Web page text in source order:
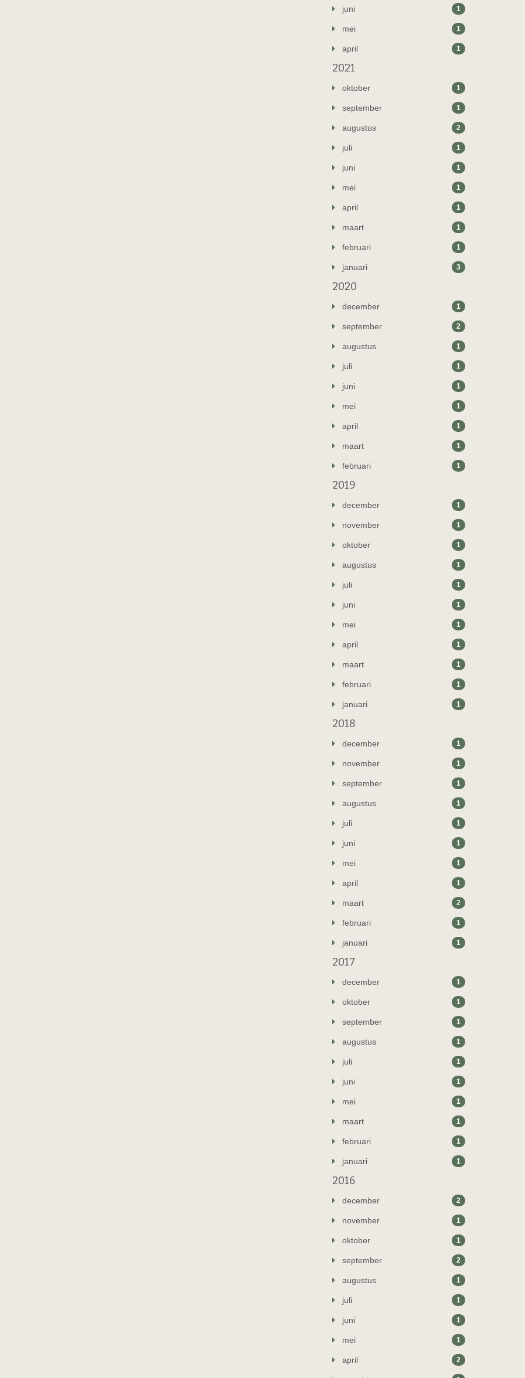
juni 1
mei 1
april 1
2021
oktober 1
september 1
augustus 2
juli 1
juni 1
mei 1
april 1
maart 1
februari 1
januari 3
2020
december 1
september 2
augustus 1
juli 1
juni 1
mei 1
april 1
maart 1
februari 1
2019
december 1
november 1
oktober 1
augustus 1
juli 1
juni 1
mei 1
april 1
maart 1
februari 1
januari 1
2018
december 1
november 1
september 1
augustus 1
juli 1
juni 1
mei 1
april 1
maart 2
februari 1
januari 1
2017
december 1
oktober 1
september 1
augustus 1
juli 1
juni 1
mei 1
maart 1
februari 1
januari 1
2016
december 2
november 1
oktober 1
september 2
augustus 1
juli 1
juni 1
mei 1
april 2